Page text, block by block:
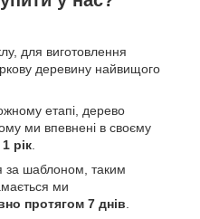
для виготовлення
деревину найвищого
етапі, дерево
ми впевнені в своєму
рік
за шаблоном, таким
ми
протягом 7 днів